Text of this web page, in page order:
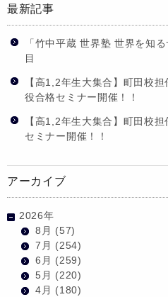
最新記事
「竹中平蔵 世界塾 世界を知
目
【高1,2年生大集合】町田校
役合格セミナー開催！！
【高1,2年生大集合】町田校
セミナー開催！！
アーカイブ
2026年
8月 (57)
7月 (254)
6月 (259)
5月 (220)
4月 (180)